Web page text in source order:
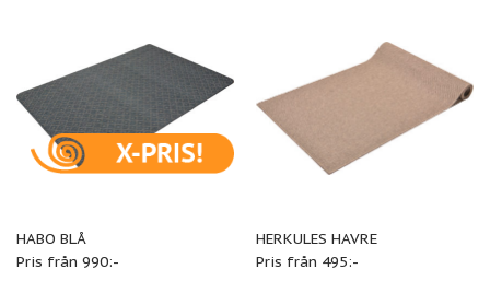
HABO BLÅ
Pris från 990:-
HERKULES HAVRE
Pris från 495:-